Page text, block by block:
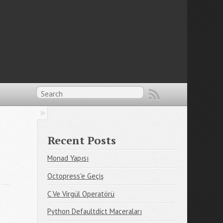
Recent Posts
Monad Yapısı
Octopress'e Geçiş
C Ve Virgül Operatörü
Python Defaultdict Maceraları